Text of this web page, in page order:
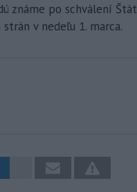
známe po schválení
v nedeľu 1. marca.